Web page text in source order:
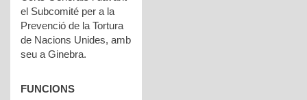
el Subcomité per a la
Prevenció de la Tortura
de Nacions Unides, amb
seu a Ginebra.
FUNCIONS